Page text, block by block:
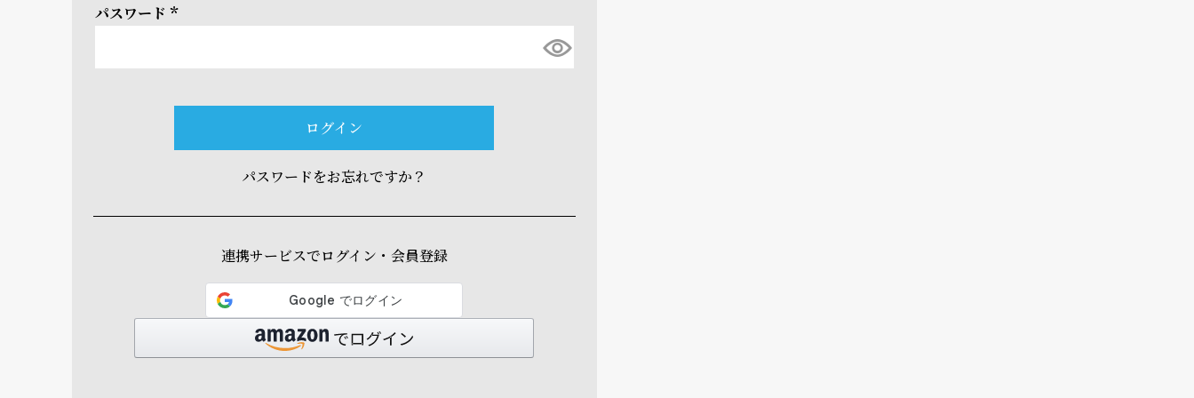
パスワード
(必
ログイン
パスワードをお忘れですか？
連携サービスでログイン・会員登録